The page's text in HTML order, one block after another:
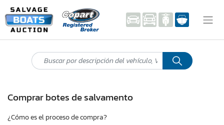
Comprar botes de salvamento
¿Cómo es el proceso de compra?